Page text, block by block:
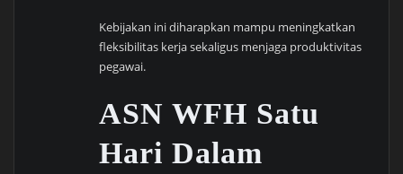
Kebijakan ini diharapkan mampu meningkatkan
fleksibilitas kerja sekaligus menjaga produktivitas
pegawai.
ASN WFH Satu
Hari Dalam